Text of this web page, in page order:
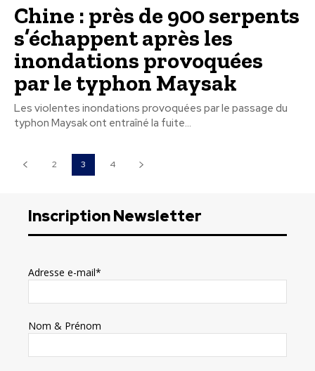
Chine : près de 900 serpents
s’échappent après les
inondations provoquées
par le typhon Maysak
Les violentes inondations provoquées par le passage du
typhon Maysak ont entraîné la fuite...
2 3 4
Inscription Newsletter
Adresse e-mail*
Nom & Prénom